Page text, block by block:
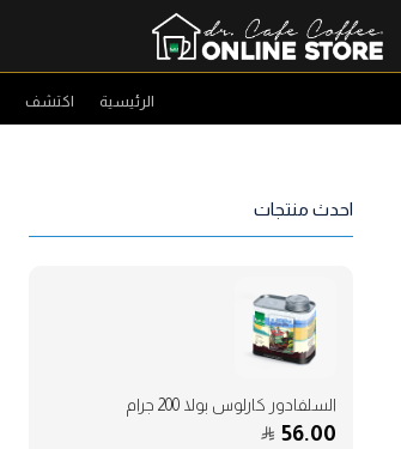
الرئيسية اكتشف
احدث منتجات
السلفادور كارلوس بولا 200 جرام
56.00